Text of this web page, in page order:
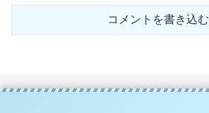
コメントを書き込む